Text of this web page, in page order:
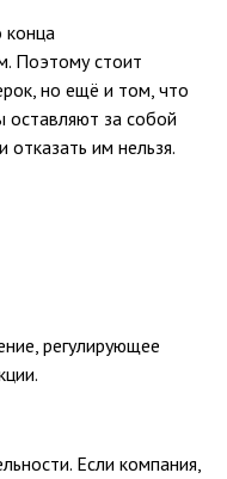
Поэтому стоит
но ещё и том, что
оставляют за собой
отказать им нельзя.
регулирующее
Если компания,